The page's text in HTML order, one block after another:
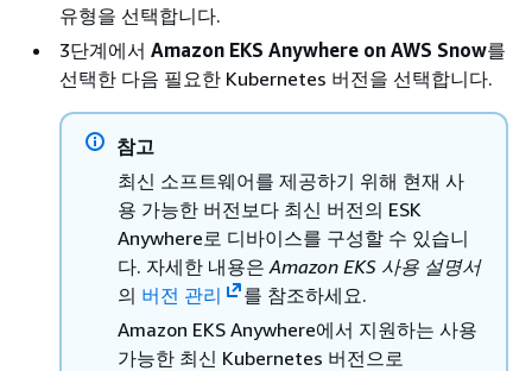
유형을 선택합니다.
3단계에서 Amazon EKS Anywhere on AWS Snow를
선택한 다음 필요한 Kubernetes 버전을 선택합니다.
참고
최신 소프트웨어를 제공하기 위해 현재 사
용 가능한 버전보다 최신 버전의 ESK
Anywhere로 디바이스를 구성할 수 있습니
다. 자세한 내용은Amazon EKS 사용 설명서
의 버전 관리
를 참조하세요.
Amazon EKS Anywhere에서 지원하는 사용
가능한 최신 Kubernetes 버전으로